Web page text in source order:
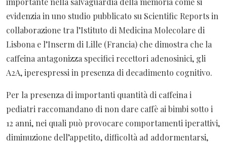
evidenzia in uno studio pubblicato su Scientific Reports in
collaborazione tra l’Istituto di Medicina Molecolare di
Lisbona e l’Inserm di Lille (Francia) che dimostra che la
caffeina antagonizza specifici recettori adenosinici, gli
A2A, iperespressi in presenza di decadimento cognitivo.
Per la presenza di importanti quantità di caffeina i
pediatri raccomandano di non dare caffè ai bimbi sotto i
12 anni, nei quali può provocare comportamenti iperattivi,
diminuzione dell’appetito, difficoltà ad addormentarsi,